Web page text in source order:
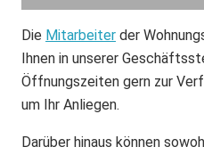
Die Mitarbeiter der
Ihnen in unserer
Öffnungszeiten gern zur
um Ihr Anliegen.
Darüber hinaus können